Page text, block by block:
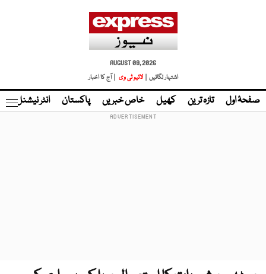
AUGUST 09, 2026
اشتہار لگائیں |
لائیو ٹی وی | آج کا اخبار
صفحۂ اول تازہ ترین کھیل خاص خبریں پاکستان انٹر نیشنل